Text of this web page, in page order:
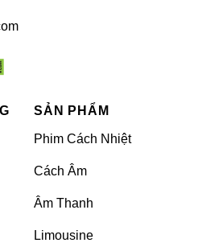
xuất, những bộ loa zin
được làm từ chất liệu
SẢN PHẨM
Phim Cách Nhiệt
Cách Âm
Âm Thanh
Limousine